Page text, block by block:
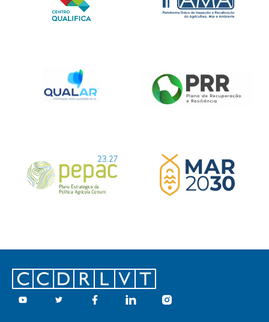
Footer
Youtube Twitter Facebook Linkedin Instagram